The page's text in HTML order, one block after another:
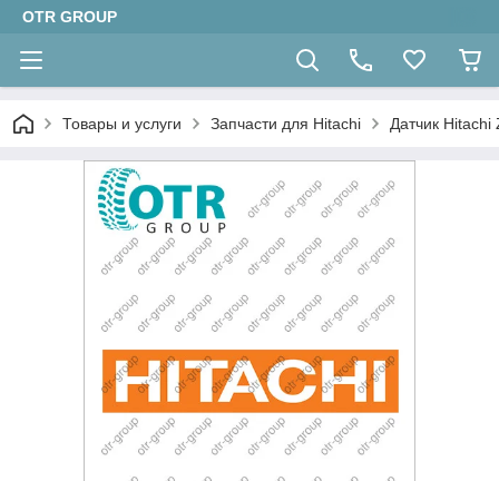
OTR GROUP
Товары и услуги Запчасти для Hitachi Датчик